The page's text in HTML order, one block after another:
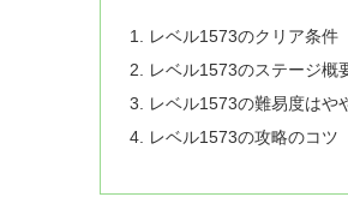
レベル1573のクリア条件
レベル1573のステージ概
レベル1573の難易度はや
レベル1573の攻略のコツ